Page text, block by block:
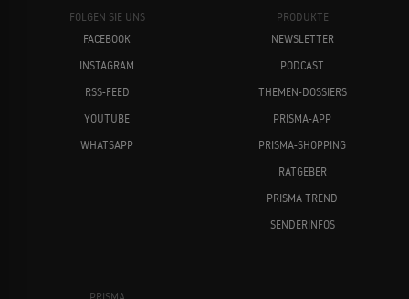
FOLGEN SIE UNS
FACEBOOK
INSTAGRAM
RSS-FEED
YOUTUBE
WHATSAPP
PRODUKTE
NEWSLETTER
PODCAST
THEMEN-DOSSIERS
PRISMA-APP
PRISMA-SHOPPING
RATGEBER
PRISMA TREND
SENDERINFOS